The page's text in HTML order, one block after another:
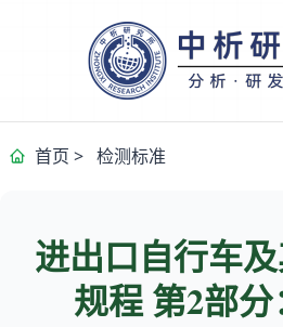
首页 > 检测标准
进出口自行车
规程 第2部